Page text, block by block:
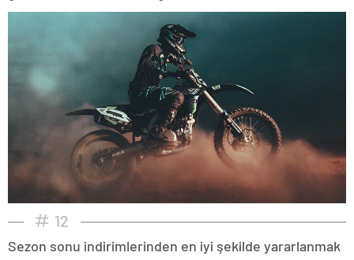
12
Sezon sonu indirimlerinden en iyi şekilde yararlanmak